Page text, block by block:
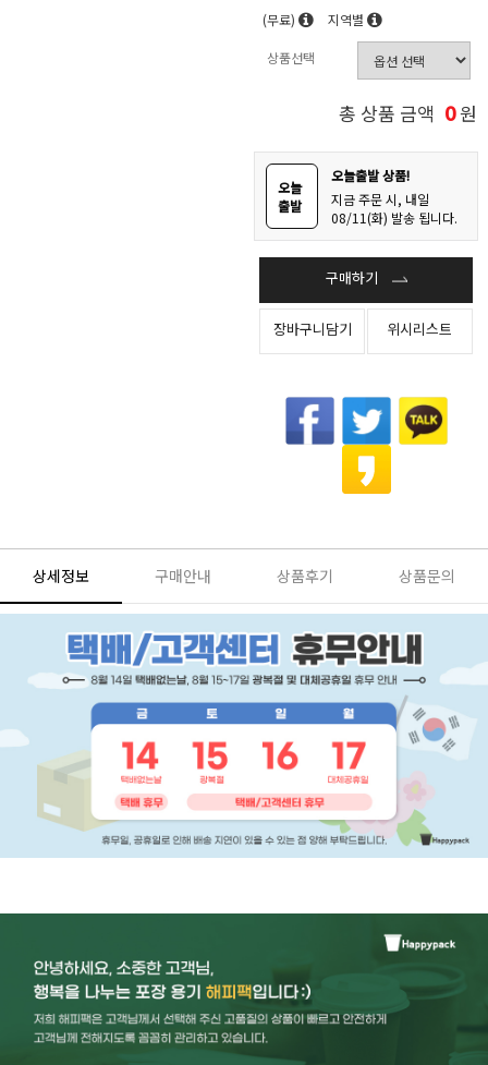
(무료) 지역별
상품선택
총 상품 금액 0원
오늘
출발
오늘출발 상품!
지금 주문 시, 내일
08/11(화) 발송 됩니다.
구매하기
장바구니담기 위시리스트
상세정보 구매안내 상품후기 상품문의